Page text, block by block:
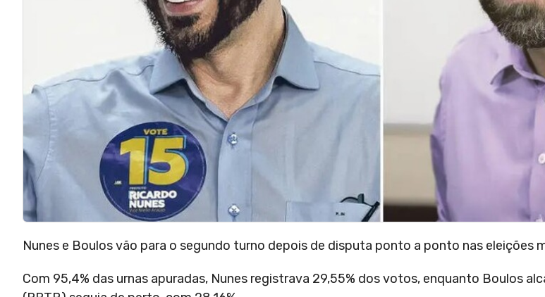
Nunes e Boulos vão para o segundo turno depois de disputa ponto a ponto nas eleições
Com 95,4% das urnas apuradas, Nunes registrava 29,55% dos votos, enquanto Boulos